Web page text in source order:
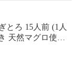
とろ 15人前 (1人
天然マグロ使用
メ 食品 海鮮【最
円セール】